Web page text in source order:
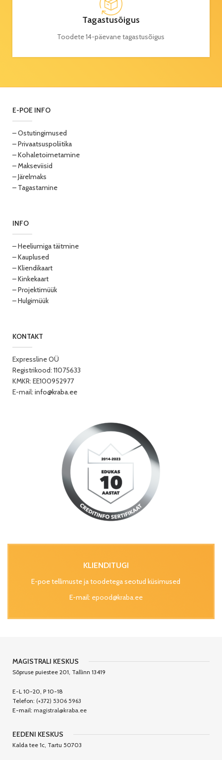
Tagastusõigus
Toodete 14-päevane tagastusõigus
E-POE INFO
– Ostutingimused
– Privaatsuspoliitika
– Kohaletoimetamine
– Makseviisid
– Järelmaks
– Tagastamine
INFO
– Heeliumiga täitmine
– Kauplused
– Kliendikaart
– Kinkekaart
– Projektimüük
– Hulgimüük
KONTAKT
Expressline OÜ
Registrikood: 11075633
KMKR: EE100952977
E-mail: info@kraba.ee
KLIENDITUGI
E-poe tellimuste ja toodetega seotud küsimused
E-mail: epood@kraba.ee
MAGISTRALI KESKUS
Sõpruse puiestee 201, Tallinn 13419
E-L 10-20, P 10-18
Telefon: (+372) 5306 5963
E-mail: magistral@kraba.ee
EEDENI KESKUS
Kalda tee 1c, Tartu 50703